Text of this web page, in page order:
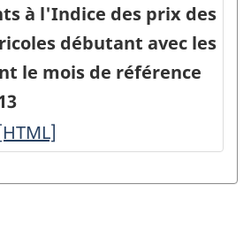
à l'Indice des prix des
débutant avec les
le mois de référence